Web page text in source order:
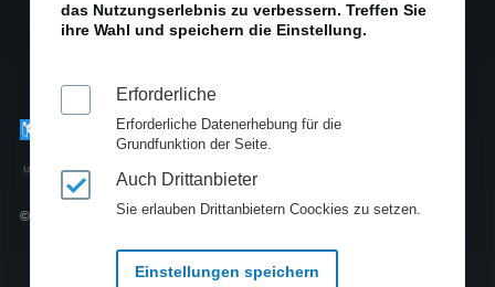
© Copyright 2010-2025
das Nutzungserlebnis zu verbessern. Treffen Sie
ihre Wahl und speichern die Einstellung.
Erforderliche
Erforderliche Datenerhebung für die
Grundfunktion der Seite.
Auch Drittanbieter
Sie erlauben Drittanbietern Coockies zu setzen.
Einstellungen speichern